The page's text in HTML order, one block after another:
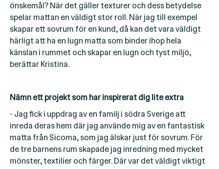
önskemål? När det gäller texturer och dess betydelse
spelar mattan en väldigt stor roll. När jag till exempel
skapar ett sovrum för en kund, då kan det vara väldigt
härligt att ha en lugn matta som binder ihop hela
känslan i rummet och skapar en lugn och tyst miljö,
berättar Kristina.
Nämn ett projekt som har inspirerat dig lite extra
- Jag fick i uppdrag av en familj i södra Sverige att
inreda deras hem där jag använde mig av en fantastisk
matta från Sicoma, som jag älskar just för sovrum. För
de tre barnens rum skapade jag inredning med mycket
mönster, textilier och färger. Där var det väldigt viktigt